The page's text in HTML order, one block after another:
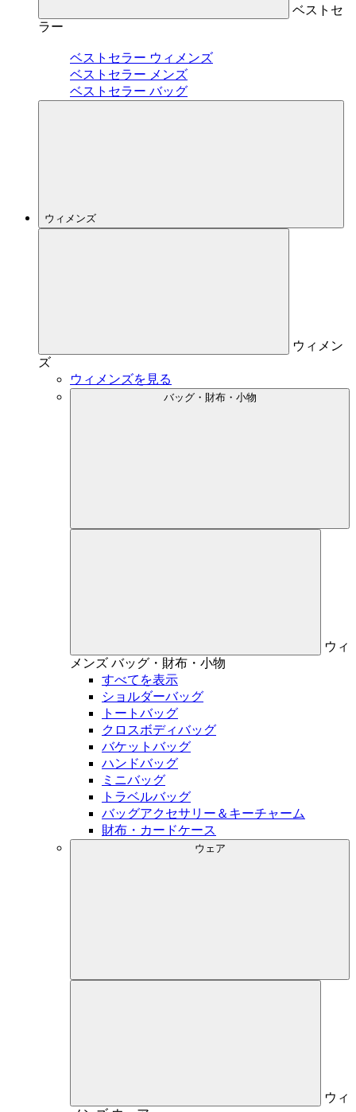
ベストセ
ラー
ベストセラー ウィメンズ
ベストセラー メンズ
ベストセラー バッグ
ウィメンズ
ウィメン
ズ
ウィメンズを見る
バッグ・財布・小物
ウィ
メンズ バッグ・財布・小物
すべてを表示
ショルダーバッグ
トートバッグ
クロスボディバッグ
バケットバッグ
ハンドバッグ
ミニバッグ
トラベルバッグ
バッグアクセサリー＆キーチャーム
財布・カードケース
ウェア
ウィ